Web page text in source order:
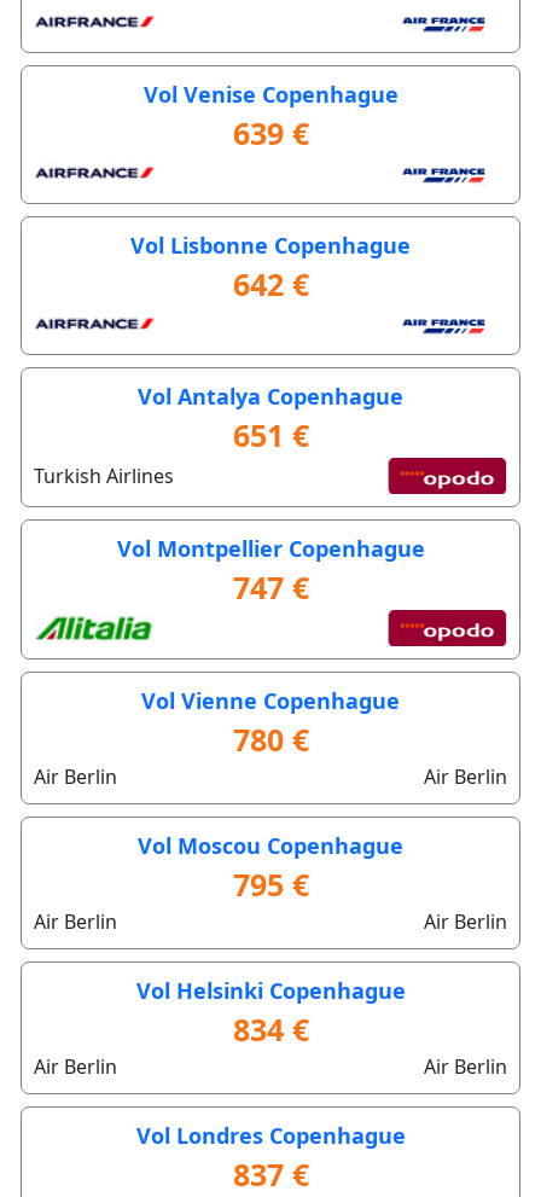
Vol Venise Copenhague
639 €
Vol Lisbonne Copenhague
642 €
Vol Antalya Copenhague
651 €
Turkish Airlines
Vol Montpellier Copenhague
747 €
Vol Vienne Copenhague
780 €
Air Berlin Air Berlin
Vol Moscou Copenhague
795 €
Air Berlin Air Berlin
Vol Helsinki Copenhague
834 €
Air Berlin Air Berlin
Vol Londres Copenhague
837 €